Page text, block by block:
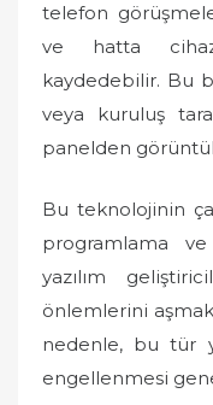
telefon
ve hatta
kaydedebilir. Bu
veya kuruluş
panelden
Bu teknolojinin
programlama
yazılım
önlemlerini
nedenle, bu tür
engellenmesi